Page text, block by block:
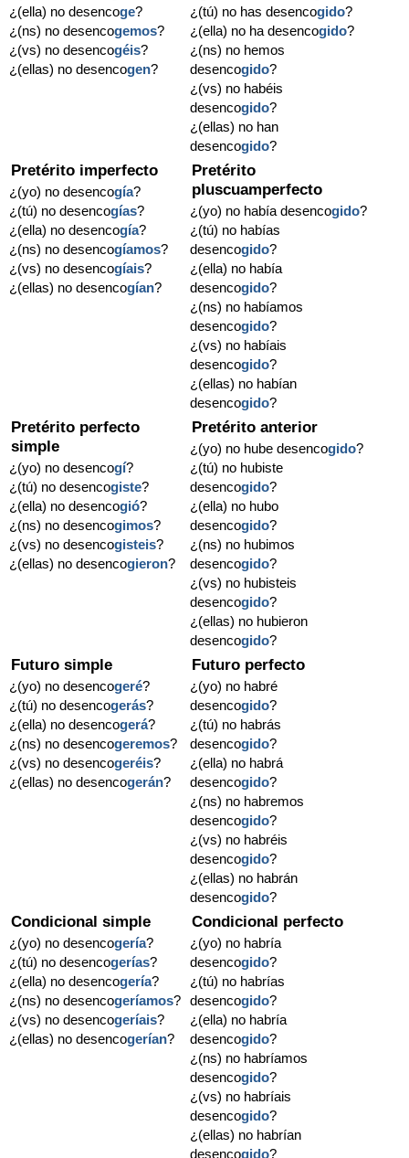
¿(ella) no desencoge?
¿(ns) no desencogemos?
¿(vs) no desencogéis?
¿(ellas) no desencogen?
¿(tú) no has desencogido?
¿(ella) no ha desencogido?
¿(ns) no hemos
desencogido?
¿(vs) no habéis
desencogido?
¿(ellas) no han
desencogido?
Pretérito imperfecto
¿(yo) no desencogía?
¿(tú) no desencogías?
¿(ella) no desencogía?
¿(ns) no desencogíamos?
¿(vs) no desencogíais?
¿(ellas) no desencogían?
Pretérito
pluscuamperfecto
¿(yo) no había desencogido?
¿(tú) no habías
desencogido?
¿(ella) no había
desencogido?
¿(ns) no habíamos
desencogido?
¿(vs) no habíais
desencogido?
¿(ellas) no habían
desencogido?
Pretérito perfecto
simple
¿(yo) no desencogí?
¿(tú) no desencogiste?
¿(ella) no desencogió?
¿(ns) no desencogimos?
¿(vs) no desencogisteis?
¿(ellas) no desencogieron?
Pretérito anterior
¿(yo) no hube desencogido?
¿(tú) no hubiste
desencogido?
¿(ella) no hubo
desencogido?
¿(ns) no hubimos
desencogido?
¿(vs) no hubisteis
desencogido?
¿(ellas) no hubieron
desencogido?
Futuro simple
¿(yo) no desencogeré?
¿(tú) no desencogerás?
¿(ella) no desencogerá?
¿(ns) no desencogeremos?
¿(vs) no desencogeréis?
¿(ellas) no desencogerán?
Futuro perfecto
¿(yo) no habré
desencogido?
¿(tú) no habrás
desencogido?
¿(ella) no habrá
desencogido?
¿(ns) no habremos
desencogido?
¿(vs) no habréis
desencogido?
¿(ellas) no habrán
desencogido?
Condicional simple
¿(yo) no desencogería?
¿(tú) no desencogerías?
¿(ella) no desencogería?
¿(ns) no desencogeríamos?
¿(vs) no desencogeríais?
¿(ellas) no desencogerían?
Condicional perfecto
¿(yo) no habría
desencogido?
¿(tú) no habrías
desencogido?
¿(ella) no habría
desencogido?
¿(ns) no habríamos
desencogido?
¿(vs) no habríais
desencogido?
¿(ellas) no habrían
desencogido?